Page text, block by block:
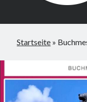
Startseite »